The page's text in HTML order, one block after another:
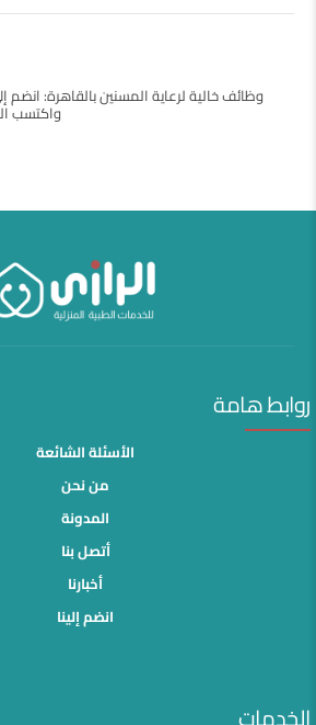
وظائف خالية لرعاية المسنين بالقاهرة: انضم
واكتسب
روابط هامة
الأسئلة الشائعة
من نحن
المدونة
أتصل بنا
أخبارنا
انضم إلينا